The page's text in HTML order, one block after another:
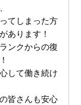
てしまった方
あります！
ンクからの復
して働き続け
皆さんも安心